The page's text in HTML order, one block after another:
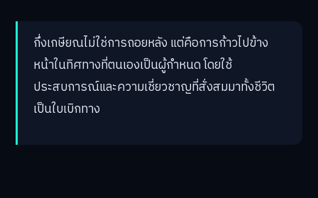
กึ่งเกษียณไม่ใช่การถอยหลัง แต่คือการก้าวไปข้าง
หน้าในทิศทางที่ตนเองเป็นผู้กำหนด โดยใช้
ประสบการณ์และความเชี่ยวชาญที่สั่งสมมาทั้งชีวิต
เป็นใบเบิกทาง